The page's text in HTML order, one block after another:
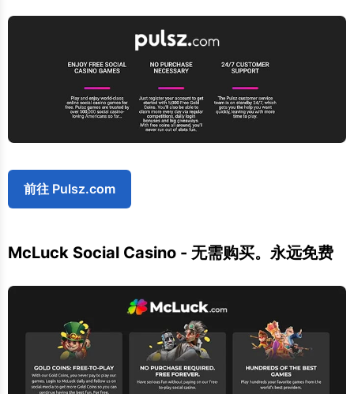
前往 Pulsz.com
McLuck Social Casino - 无需购买。永远免费